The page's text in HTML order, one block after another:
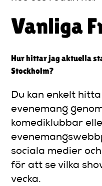
Vanliga
Hur hittar jag aktuella
Stockholm?
Du kan enkelt
evenemang
komediklubbar
sociala medier
för att se vilka
vecka.